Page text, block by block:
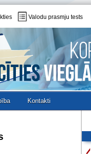
Valodu prasmju tests
Kontakti